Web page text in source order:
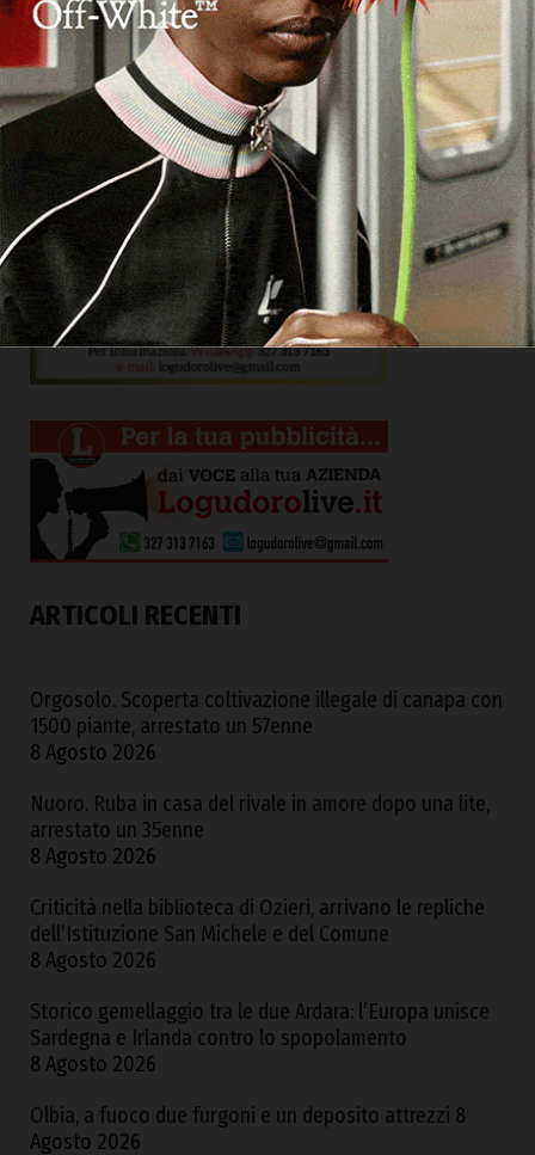
ARTICOLI RECENTI
Orgosolo. Scoperta coltivazione illegale di canapa con
1500 piante, arrestato un 57enne
8 Agosto 2026
Nuoro. Ruba in casa del rivale in amore dopo una lite,
arrestato un 35enne
8 Agosto 2026
Criticità nella biblioteca di Ozieri, arrivano le repliche
dell’Istituzione San Michele e del Comune
8 Agosto 2026
Storico gemellaggio tra le due Ardara: l’Europa unisce
Sardegna e Irlanda contro lo spopolamento
8 Agosto 2026
Olbia, a fuoco due furgoni e un deposito attrezzi 8
Agosto 2026